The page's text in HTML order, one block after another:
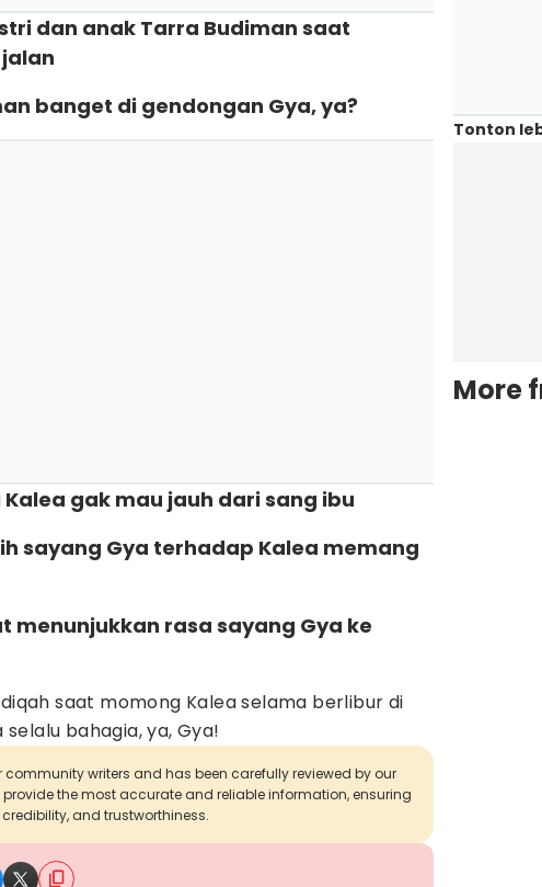
dan anak Tarra Budiman saat
banget di gendongan Gya, ya?
gak mau jauh dari sang ibu
sayang Gya terhadap Kalea memang
menunjukkan rasa sayang Gya ke
saat momong Kalea selama berlibur di
selalu bahagia, ya, Gya!
community writers and has been carefully reviewed by our
provide the most accurate and reliable information, ensuring
and trustworthiness.
Tonton
More